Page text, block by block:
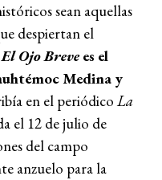
sean aquellas
despiertan el
El Ojo Brevees el
Medina y
en el periódicoLa
el 12 de julio de
del campo
anzuelo para la